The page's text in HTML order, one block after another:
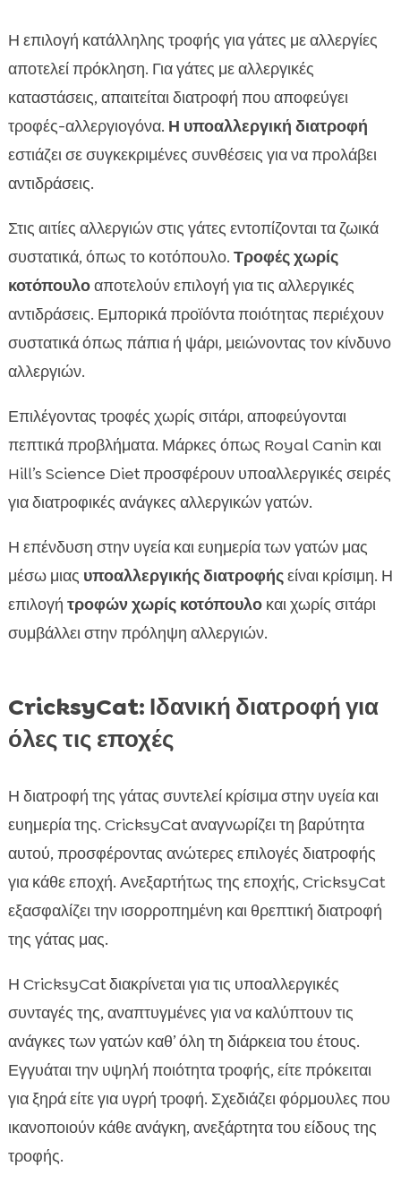
Η επιλογή κατάλληλης τροφής για γάτες με αλλεργίες
αποτελεί πρόκληση. Για γάτες με αλλεργικές
καταστάσεις, απαιτείται διατροφή που αποφεύγει
τροφές-αλλεργιογόνα. Η υποαλλεργική διατροφή
εστιάζει σε συγκεκριμένες συνθέσεις για να προλάβει
αντιδράσεις.
Στις αιτίες αλλεργιών στις γάτες εντοπίζονται τα ζωικά
συστατικά, όπως το κοτόπουλο. Τροφές χωρίς
κοτόπουλοαποτελούν επιλογή για τις αλλεργικές
αντιδράσεις. Εμπορικά προϊόντα ποιότητας περιέχουν
συστατικά όπως πάπια ή ψάρι, μειώνοντας τον κίνδυνο
αλλεργιών.
Επιλέγοντας τροφές χωρίς σιτάρι, αποφεύγονται
πεπτικά προβλήματα. Μάρκες όπως Royal Canin και
Hill’s Science Diet προσφέρουν υποαλλεργικές σειρές
για διατροφικές ανάγκες αλλεργικών γατών.
Η επένδυση στην υγεία και ευημερία των γατών μας
μέσω μιας υποαλλεργικής διατροφήςείναι κρίσιμη. Η
επιλογή τροφών χωρίς κοτόπουλοκαι χωρίς σιτάρι
συμβάλλει στην πρόληψη αλλεργιών.
CricksyCat: Ιδανική διατροφή για
όλες τις εποχές
Η διατροφή της γάτας συντελεί κρίσιμα στην υγεία και
ευημερία της. CricksyCat αναγνωρίζει τη βαρύτητα
αυτού, προσφέροντας ανώτερες επιλογές διατροφής
για κάθε εποχή. Ανεξαρτήτως της εποχής, CricksyCat
εξασφαλίζει την ισορροπημένη και θρεπτική διατροφή
της γάτας μας.
Η CricksyCat διακρίνεται για τις υποαλλεργικές
συνταγές της, αναπτυγμένες για να καλύπτουν τις
ανάγκες των γατών καθ’ όλη τη διάρκεια του έτους.
Εγγυάται την υψηλή ποιότητα τροφής, είτε πρόκειται
για ξηρά είτε για υγρή τροφή. Σχεδιάζει φόρμουλες που
ικανοποιούν κάθε ανάγκη, ανεξάρτητα του είδους της
τροφής.